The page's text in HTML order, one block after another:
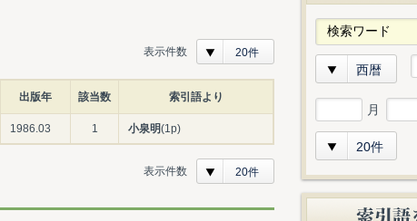
表示件数 20件
出版年 該当数 索引語より
1986.03 1 小泉明(1p)
表示件数 20件
西暦
月
20件